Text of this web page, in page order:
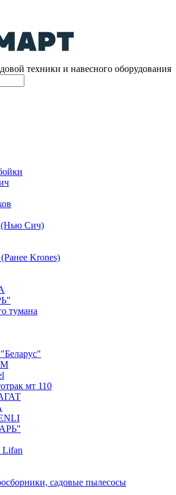
техники и навесного оборудования
Сич)
Krones)
тумана
мт 110
Lifan
cадовые пылесосы